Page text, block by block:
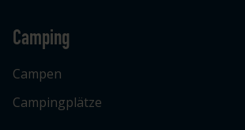
Camping
Campen
Campingplätze